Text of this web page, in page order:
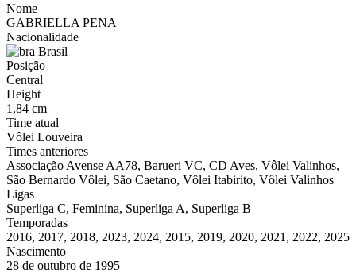
Nome
GABRIELLA PENA
Nacionalidade
Brasil
Posição
Central
Height
1,84 cm
Time atual
Vôlei Louveira
Times anteriores
Associação Avense AA78, Barueri VC, CD Aves, Vôlei Valinhos,
São Bernardo Vôlei, São Caetano, Vôlei Itabirito, Vôlei Valinhos
Ligas
Superliga C, Feminina, Superliga A, Superliga B
Temporadas
2016, 2017, 2018, 2023, 2024, 2015, 2019, 2020, 2021, 2022, 2025
Nascimento
28 de outubro de 1995